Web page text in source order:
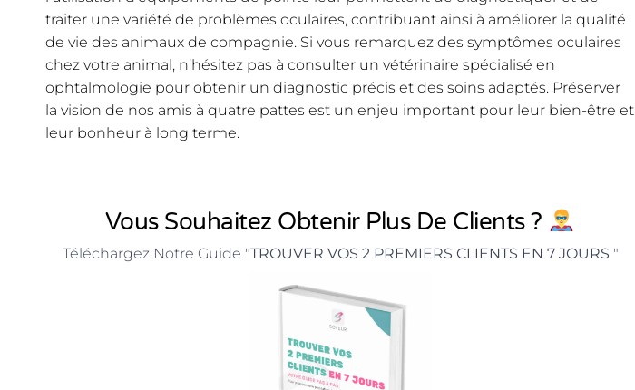
traiter une variété de problèmes oculaires, contribuant ainsi à améliorer la qualité
de vie des animaux de compagnie. Si vous remarquez des symptômes oculaires
chez votre animal, n’hésitez pas à consulter un vétérinaire spécialisé en
ophtalmologie pour obtenir un diagnostic précis et des soins adaptés. Préserver
la vision de nos amis à quatre pattes est un enjeu important pour leur bien-être et
leur bonheur à long terme.
Vous Souhaitez Obtenir Plus De Clients ?
Téléchargez Notre Guide "TROUVER VOS 2 PREMIERS CLIENTS EN 7 JOURS "